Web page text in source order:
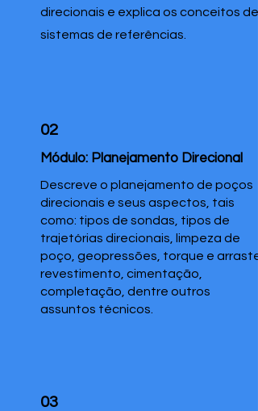
direcionais e explica os conceitos de
sistemas de referências.
02
Módulo: Planejamento Direcional
Descreve o planejamento de poços
direcionais e seus aspectos, tais
como: tipos de sondas, tipos de
trajetórias direcionais, limpeza de
poço, geopressões, torque e arraste,
revestimento, cimentação,
completação, dentre outros
assuntos técnicos.
03